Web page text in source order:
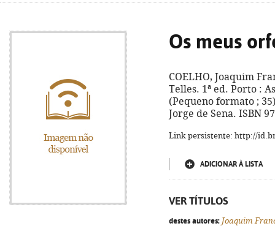
Os meus
COELHO, Joaquim
Telles. 1ª ed. Porto :
(Pequeno formato ;
Jorge de Sena. ISBN
Link persistente: http://
ADICIONAR À LISTA
VER TÍTULOS
destes autores: Joaquim